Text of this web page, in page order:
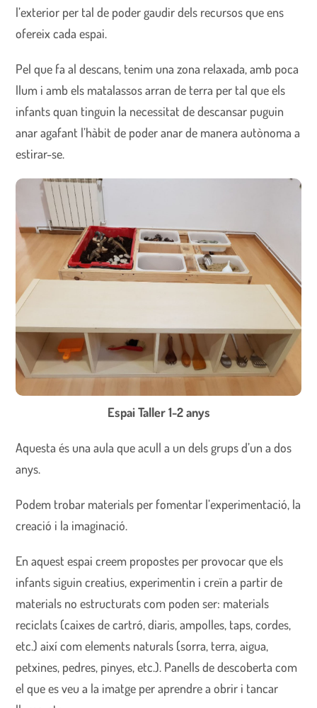
l’exterior per tal de poder gaudir dels recursos que ens
ofereix cada espai.
Pel que fa al descans, tenim una zona relaxada, amb poca
llum i amb els matalassos arran de terra per tal que els
infants quan tinguin la necessitat de descansar puguin
anar agafant l’hàbit de poder anar de manera autònoma a
estirar-se.
Espai Taller 1-2 anys
Aquesta és una aula que acull a un dels grups d’un a dos
anys.
Podem trobar materials per fomentar l’experimentació, la
creació i la imaginació.
En aquest espai creem propostes per provocar que els
infants siguin creatius, experimentin i creïn a partir de
materials no estructurats com poden ser: materials
reciclats (caixes de cartró, diaris, ampolles, taps, cordes,
etc.) així com elements naturals (sorra, terra, aigua,
petxines, pedres, pinyes, etc.). Panells de descoberta com
el que es veu a la imatge per aprendre a obrir i tancar